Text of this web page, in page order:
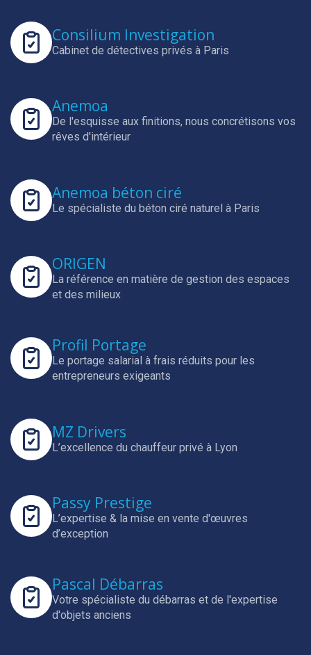
Consilium Investigation
Cabinet de détectives privés à Paris
Anemoa
De l'esquisse aux finitions, nous concrétisons vos
rêves d'intérieur
Anemoa béton ciré
Le spécialiste du béton ciré naturel à Paris
ORIGEN
La référence en matière de gestion des espaces
et des milieux
Profil Portage
Le portage salarial à frais réduits pour les
entrepreneurs exigeants
MZ Drivers
L’excellence du chauffeur privé à Lyon
Passy Prestige
L’expertise & la mise en vente d'œuvres
d’exception
Pascal Débarras
Votre spécialiste du débarras et de l'expertise
d'objets anciens